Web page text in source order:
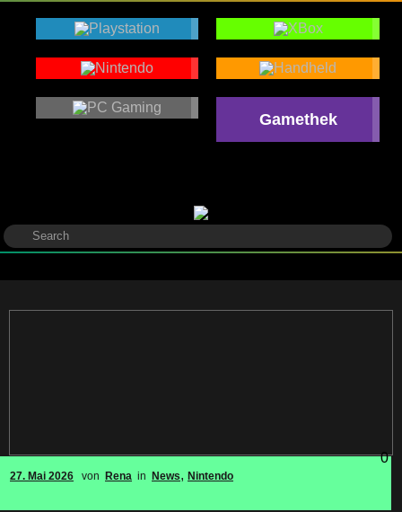
Gamethek
27. Mai 2026 von Rena in News, Nintendo
0